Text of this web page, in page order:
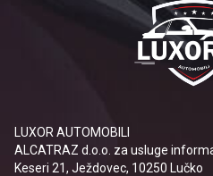
LUXOR AUTOMOBILI
ALCATRAZ d.o.o. za usluge
Keseri 21, Ježdovec, 10250 Lučko